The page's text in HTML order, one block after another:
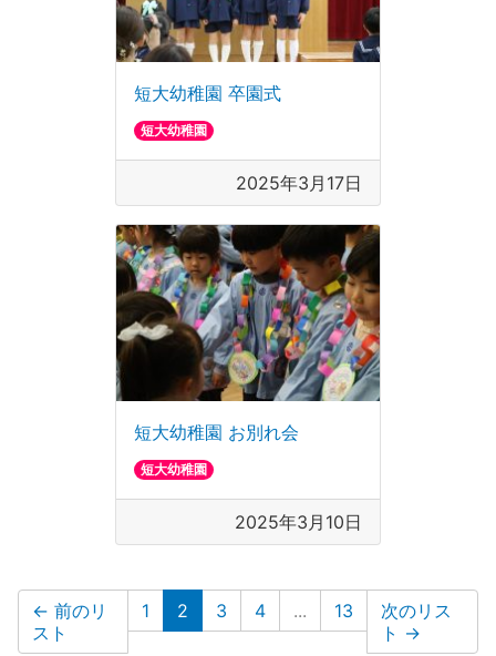
短大幼稚園 卒園式
短大幼稚園
2025年3月17日
短大幼稚園 お別れ会
短大幼稚園
2025年3月10日
← 前のリ
スト
1 2 (現在のリスト)
3 4 ... 13
次のリス
ト →